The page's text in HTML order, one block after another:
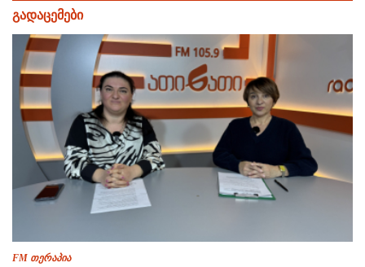
გადაცემები
FM თერაპია